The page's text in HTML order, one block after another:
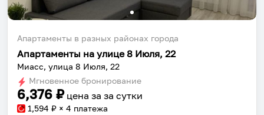
Апартаменты в разных районах города
Апартаменты на улице 8 Июля, 22
Миасс, улица 8 Июля, 22
Мгновенное бронирование
6,376 ₽ цена за за сутки
1,594 ₽ × 4 платежа